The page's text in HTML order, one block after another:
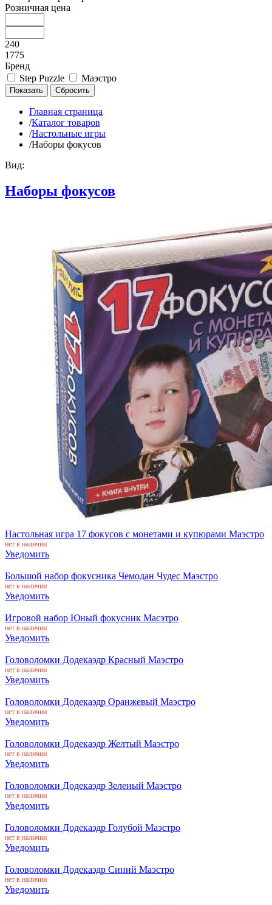
Розничная цена
240
1775
Бренд
Step Puzzle
Маэстро
Главная страница
/Каталог товаров
/Настольные игры
/Наборы фокусов
Вид:
Наборы фокусов
Настольная игра 17 фокусов с монетами и купюрами Маэстро
нет в наличии
Уведомить
Большой набор фокусника Чемодан Чудес Маэстро
нет в наличии
Уведомить
Игровой набор Юный фокусник Масэтро
нет в наличии
Уведомить
Головоломки Додекаэдр Красный Маэстро
нет в наличии
Уведомить
Головоломки Додекаэдр Оранжевый Маэстро
нет в наличии
Уведомить
Головоломки Додекаэдр Желтый Маэстро
нет в наличии
Уведомить
Головоломки Додекаэдр Зеленый Маэстро
нет в наличии
Уведомить
Головоломки Додекаэдр Голубой Маэстро
нет в наличии
Уведомить
Головоломки Додекаэдр Синий Маэстро
нет в наличии
Уведомить